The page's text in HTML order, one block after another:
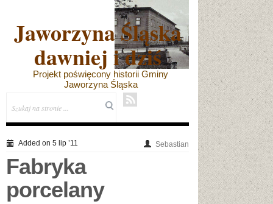
Jaworzyna Śląska
dawniej i dziś
Projekt poświęcony historii Gminy
Jaworzyna Śląska
Added on 5 lip ’11 Sebastian
Fabryka
porcelany